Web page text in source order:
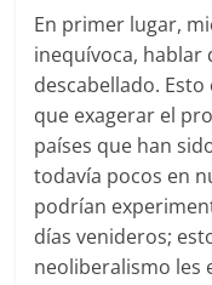
En primer lugar,
inequívoca, hablar
descabellado.
que exagerar el
países que han
todavía pocos en
podrían
días venideros;
neoliberalismo les